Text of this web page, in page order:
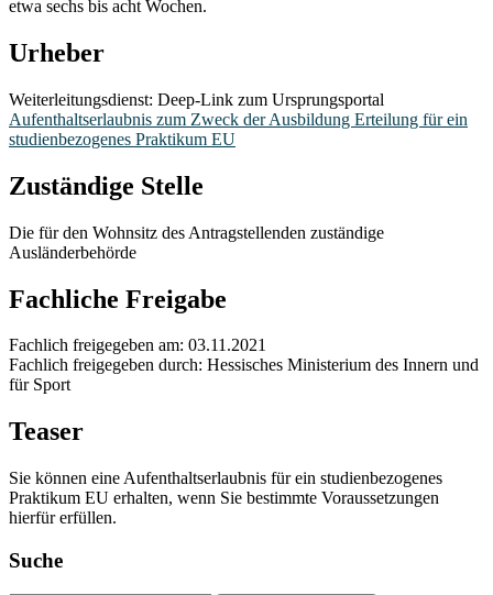
etwa sechs bis acht Wochen.
Urheber
Weiterleitungsdienst: Deep-Link zum Ursprungsportal
Aufenthaltserlaubnis zum Zweck der Ausbildung Erteilung für ein
studienbezogenes Praktikum EU
Zuständige Stelle
Die für den Wohnsitz des Antragstellenden zuständige
Ausländerbehörde
Fachliche Freigabe
Fachlich freigegeben am: 03.11.2021
Fachlich freigegeben durch: Hessisches Ministerium des Innern und
für Sport
Teaser
Sie können eine Aufenthaltserlaubnis für ein studienbezogenes
Praktikum EU erhalten, wenn Sie bestimmte Voraussetzungen
hierfür erfüllen.
Suche